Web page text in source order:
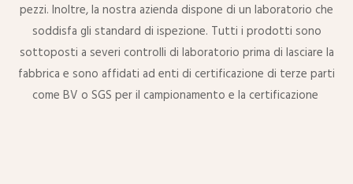
pezzi. Inoltre, la nostra azienda dispone di un laboratorio che
soddisfa gli standard di ispezione. Tutti i prodotti sono
sottoposti a severi controlli di laboratorio prima di lasciare la
fabbrica e sono affidati ad enti di certificazione di terze parti
come BV o SGS per il campionamento e la certificazione